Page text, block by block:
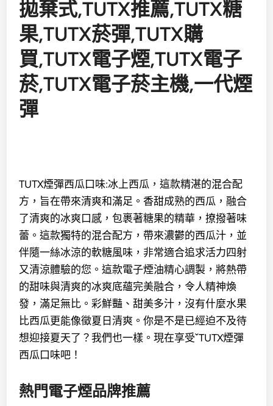
TUTX煙彈西瓜口味:冰上西瓜，這款精湛的混合配
方，旨在帶來清爽和滿足。香甜成熟的西瓜，融合
了清爽的冰爽口感，包裹著糖果的精華，撩撥著味
蕾。這款獨特的混合配方，帶來濃鬱的西瓜汁，並
伴隨一絲冰涼的軟糖風味，非常適合追求活力四射
又清涼體驗的您。這款電子煙油精心調製，將熱帶
的甜味與清爽的冰爽底蘊完美融合，令人精神煥
發，滿足無比。彩鮮豔、甜美多汁，沒有什麼水果
比西瓜更能像徵夏日清爽。你是不是已經迫不及待
想迎接夏天了？我們也一樣。現在享受ˇTUTX煙彈
西瓜口味吧！
熱門電子煙品牌推薦